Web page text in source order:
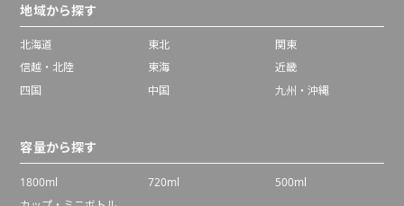
地域から探す
北海道 東北
関東
信越・北陸
東海
近畿
四国
中国 九州・沖縄
容量から探す
1800ml 720ml
500ml